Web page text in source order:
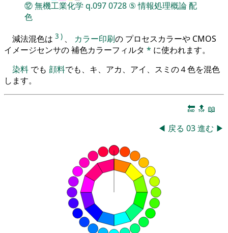
⑫無機工業化学 q.0970728 ⑤情報処理概論配
色
減法混色は 3 ) 、 カラー印刷の プロセスカラーや CMOS
イメージセンサの 補色カラーフィルタ * に使われます。
染料 でも 顔料でも、キ、アカ、アイ、スミの４色を混色
します。
🔚 🔝 📖
◀ 戻る 03進む ▶